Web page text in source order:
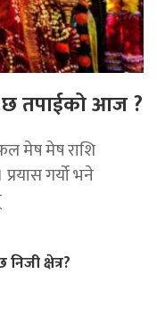
तपाईको आज ?
मेष मेष राशि
गर्यो भने
क्षेत्र?